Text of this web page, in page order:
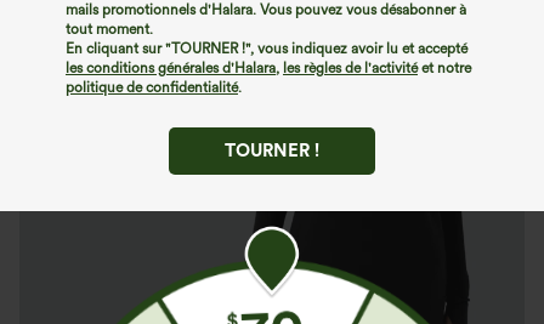
mails promotionnels d'Halara. Vous pouvez vous désabonner à
tout moment.
En cliquant sur "TOURNER !", vous indiquez avoir lu et accepté
les conditions générales d'Halara, les règles de l'activitéet notre
politique de confidentialité.
TOURNER !